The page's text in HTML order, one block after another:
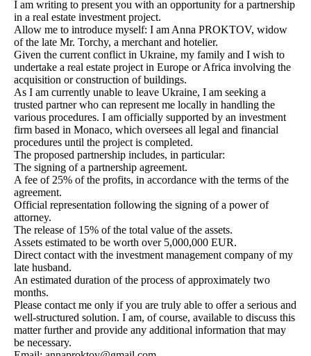
I am writing to present you with an opportunity for a partnership
in a real estate investment project.
Allow me to introduce myself: I am Anna PROKTOV, widow
of the late Mr. Torchy, a merchant and hotelier.
Given the current conflict in Ukraine, my family and I wish to
undertake a real estate project in Europe or Africa involving the
acquisition or construction of buildings.
As I am currently unable to leave Ukraine, I am seeking a
trusted partner who can represent me locally in handling the
various procedures. I am officially supported by an investment
firm based in Monaco, which oversees all legal and financial
procedures until the project is completed.
The proposed partnership includes, in particular:
The signing of a partnership agreement.
A fee of 25% of the profits, in accordance with the terms of the
agreement.
Official representation following the signing of a power of
attorney.
The release of 15% of the total value of the assets.
Assets estimated to be worth over 5,000,000 EUR.
Direct contact with the investment management company of my
late husband.
An estimated duration of the process of approximately two
months.
Please contact me only if you are truly able to offer a serious and
well-structured solution. I am, of course, available to discuss this
matter further and provide any additional information that may
be necessary.